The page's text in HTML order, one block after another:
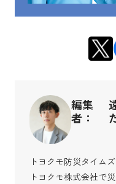
編集
者：
トヨクモ防災タイム
トヨクモ株式会社で